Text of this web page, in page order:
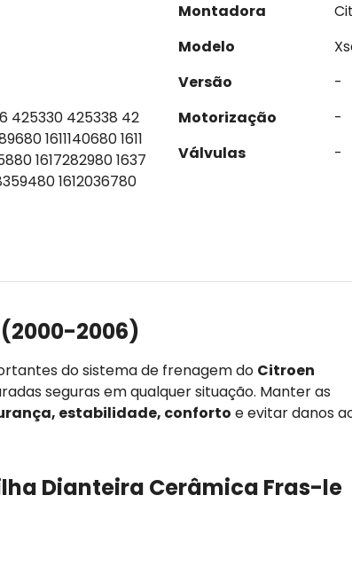
425330 425338 42
1611140680 1611
1617282980 1637
1612036780
Montadora
Modelo
Versão
-
Motorização
-
Válvulas
-
2006)
do sistema de frenagem do Citroen
seguras em qualquer situação. Manter as
estabilidade, conforto e evitar danos
Dianteira Cerâmica Fras-le